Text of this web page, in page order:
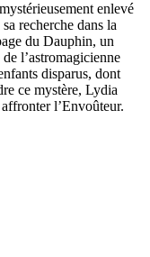
enlevé
recherche dans la
du Dauphin, un
l’astromagicienne
disparus, dont
ce mystère, Lydia
l’Envoûteur.